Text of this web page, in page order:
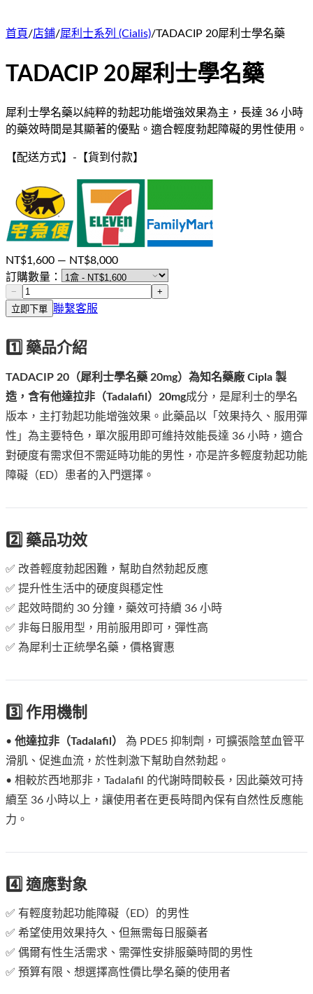
首頁/店鋪/犀利士系列 (Cialis)/TADACIP 20犀利士學名藥
TADACIP 20犀利士學名藥
犀利士學名藥以純粹的勃起功能增強效果為主，長達 36 小時
的藥效時間是其顯著的優點。適合輕度勃起障礙的男性使用。
【配送方式】 - 【貨到付款】
NT$1,600 — NT$8,000
訂購數量：
−
+
立即下單 聯繫客服
1️⃣ 藥品介紹
TADACIP 20（犀利士學名藥 20mg）為知名藥廠 Cipla 製
造，含有他達拉非（Tadalafil）20mg成分，是犀利士的學名
版本，主打勃起功能增強效果。此藥品以「效果持久、服用彈
性」為主要特色，單次服用即可維持效能長達 36 小時，適合
對硬度有需求但不需延時功能的男性，亦是許多輕度勃起功能
障礙（ED）患者的入門選擇。
2️⃣ 藥品功效
✅ 改善輕度勃起困難，幫助自然勃起反應
✅ 提升性生活中的硬度與穩定性
✅ 起效時間約 30 分鐘，藥效可持續 36 小時
✅ 非每日服用型，用前服用即可，彈性高
✅ 為犀利士正統學名藥，價格實惠
3️⃣ 作用機制
• 他達拉非（Tadalafil）
為 PDE5 抑制劑，可擴張陰莖血管平
滑肌、促進血流，於性刺激下幫助自然勃起。
• 相較於西地那非，Tadalafil 的代謝時間較長，因此藥效可持
續至 36 小時以上，讓使用者在更長時間內保有自然性反應能
力。
4️⃣ 適應對象
✅ 有輕度勃起功能障礙（ED）的男性
✅ 希望使用效果持久、但無需每日服藥者
✅ 偶爾有性生活需求、需彈性安排服藥時間的男性
✅ 預算有限、想選擇高性價比學名藥的使用者